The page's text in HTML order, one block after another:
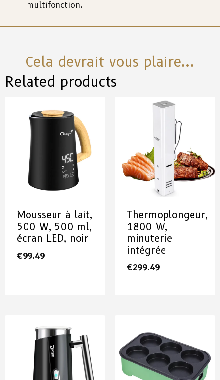
multifonction.
Cela devrait vous plaire...
Related products
Mousseur à lait,
500 W, 500 ml,
écran LED, noir
€99.49
Thermoplongeur,
1800 W,
minuterie
intégrée
€299.49